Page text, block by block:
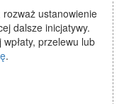
rozważ ustanowienie
dalsze inicjatywy.
przelewu lub
.